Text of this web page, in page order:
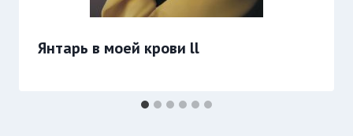
Янтарь в моей крови ll